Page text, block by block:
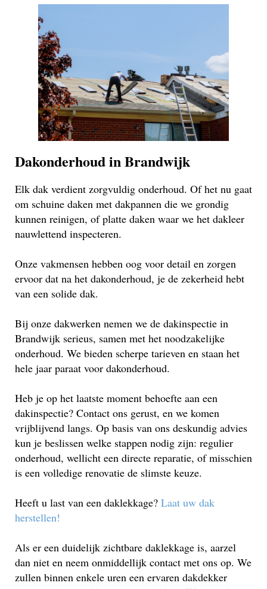
Dakonderhoud in Brandwijk
Elk dak verdient zorgvuldig onderhoud. Of het nu gaat
om schuine daken met dakpannen die we grondig
kunnen reinigen, of platte daken waar we het dakleer
nauwlettend inspecteren.
Onze vakmensen hebben oog voor detail en zorgen
ervoor dat na het dakonderhoud, je de zekerheid hebt
van een solide dak.
Bij onze dakwerken nemen we de dakinspectie in
Brandwijk serieus, samen met het noodzakelijke
onderhoud. We bieden scherpe tarieven en staan het
hele jaar paraat voor dakonderhoud.
Heb je op het laatste moment behoefte aan een
dakinspectie? Contact ons gerust, en we komen
vrijblijvend langs. Op basis van ons deskundig advies
kun je beslissen welke stappen nodig zijn: regulier
onderhoud, wellicht een directe reparatie, of misschien
is een volledige renovatie de slimste keuze.
Heeft u last van een daklekkage? Laat uw dak
herstellen!
Als er een duidelijk zichtbare daklekkage is, aarzel
dan niet en neem onmiddellijk contact met ons op. We
zullen binnen enkele uren een ervaren dakdekker